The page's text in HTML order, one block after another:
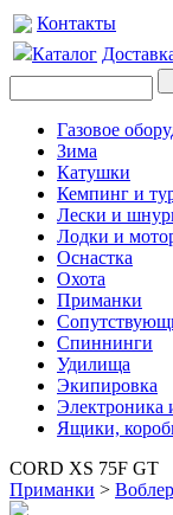
Контакты
Каталог
Газовое
Зима
Катушки
Кемпинг и
Лески и
Лодки и
Оснастка
Охота
Приманки
Спиннинги
Удилища
Экипировка
Электроника
Ящики,
CORD XS 75F GT
Приманки >